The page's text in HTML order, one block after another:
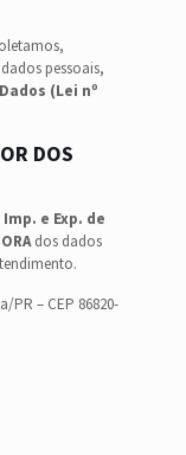
pessoais,
(Lei nº
DOS
e Exp. de
dos dados
PR – CEP 86820-